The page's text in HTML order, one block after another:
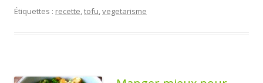
Étiquettes : recette,tofu,vegetarisme